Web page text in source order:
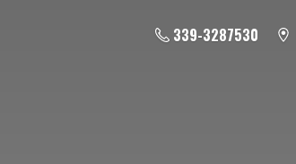
339-3287530